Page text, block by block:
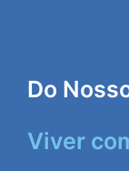
Do
Viver